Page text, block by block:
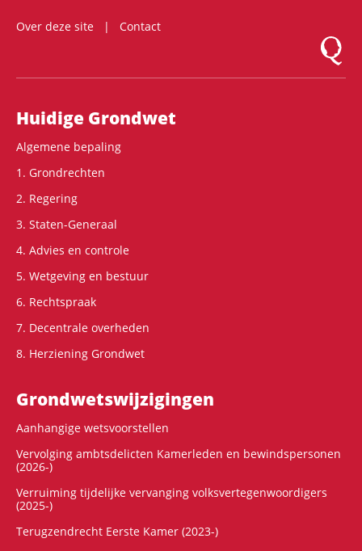
Over deze site
Contact
Logo
Hoofdnavigatie
Huidige Grondwet
Algemene bepaling
1. Grondrechten
2. Regering
3. Staten-Generaal
4. Advies en controle
5. Wetgeving en bestuur
6. Rechtspraak
7. Decentrale overheden
8. Herziening Grondwet
Grondwets­wijzigingen
Aanhangige wetsvoorstellen
Vervolging ambtsdelicten Kamerleden en bewindspersonen
(2026-)
Verruiming tijdelijke vervanging volksvertegenwoordigers
(2025-)
Terugzendrecht Eerste Kamer (2023-)